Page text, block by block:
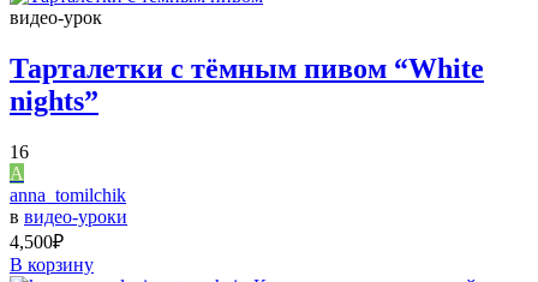
видео-урок
Тарталетки с тёмным пивом “White
nights”
16
A
anna_tomilchik
в видео-уроки
4,500₽
В корзину